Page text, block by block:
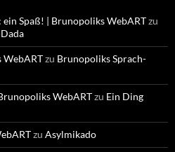
Spaß! | Brunopoliks WebARTzu
WebARTzu Brunopoliks Sprach-
WebARTzu Ein Ding
zu Asylmikado